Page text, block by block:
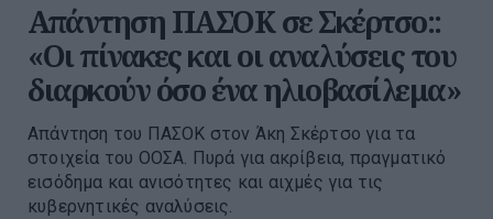
Απάντηση ΠΑΣΟΚ σε Σκέρτσο::
«Οι πίνακες και οι αναλύσεις του
διαρκούν όσο ένα ηλιοβασίλεμα»
Απάντηση του ΠΑΣΟΚ στον Άκη Σκέρτσο για τα
στοιχεία του ΟΟΣΑ. Πυρά για ακρίβεια, πραγματικό
εισόδημα και ανισότητες και αιχμές για τις
κυβερνητικές αναλύσεις.